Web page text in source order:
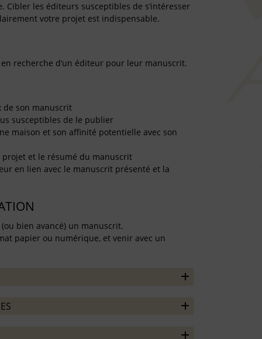
Cibler les éditeurs susceptibles de s’intéresser
votre projet est indispensable.
en recherche d’un éditeur pour leur manuscrit.
son manuscrit
susceptibles de le publier
maison et son affinité potentielle avec son
et le résumé du manuscrit
en lien avec le manuscrit présenté et la
bien avancé) un manuscrit.
papier ou numérique, et venir avec un